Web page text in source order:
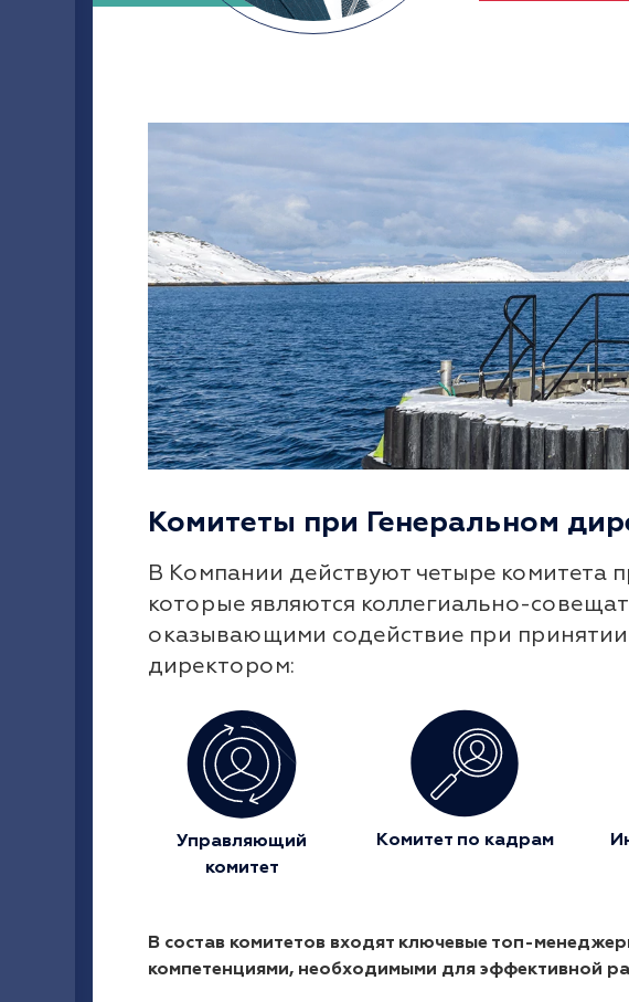
Комитеты при Генеральном
В Компании действуют четыре комитета
которые являются коллегиально-
оказывающими содействие при
директором:
Управляющий
комитет
Комитет по кадрам
В состав комитетов входят ключевые топ-
компетенциями, необходимыми для эффективной